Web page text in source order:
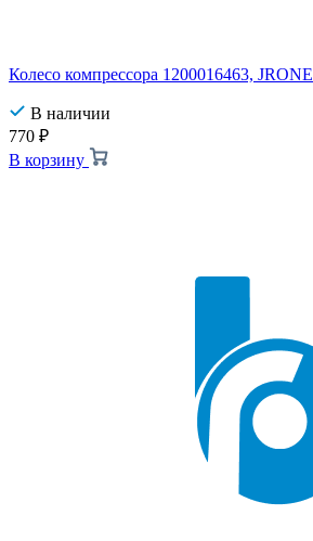
Колесо компрессора 1200016463, JRONE
В наличии
770 ₽
В корзину